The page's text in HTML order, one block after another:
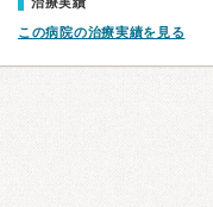
この病院の治療実績を見る